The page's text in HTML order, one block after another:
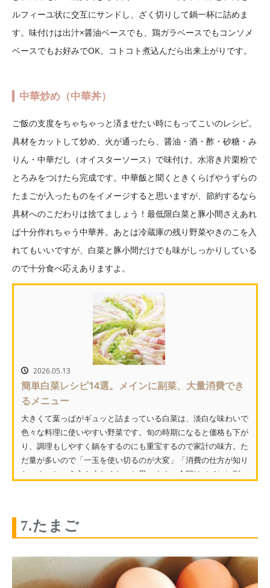
ルフィーユ状に交互にサンドし、ざく切りして鍋一杯に詰めま
す。味付けは出汁×醤油ベースでも、鶏ガラベースでもコンソメ
ベースでもお好みでOK。コトコト煮込んだら出来上がりです。
中華炒め（中華丼）
ご飯の支度をちゃちゃっと済ませたい時にもってこいのレシピ。
具材をカットして炒め、火が通ったら、醤油・酒・酢・砂糖・み
りん・中華だし（オイスターソース）で味付け。水溶き片栗粉で
とろみをつけたら完成です。中華飯と聞くときくらげやうずらの
たまごが入ったものをイメージすると思いますが、節約するなら
具材へのこだわりは捨てましょう！最低限白菜と豚小間さえあれ
ば十分作れちゃう中華丼。あとは冷蔵庫の残り野菜やきのこを入
れてもいいですが、白菜と豚小間だけでも味がしっかりしている
ので十分食べ応えありますよ。
2026.05.13
簡単白菜レシピ14選。メインに副菜、大量消費でき
るメニュー
大きくて葉っぱがギュッと詰まっている白菜は、淡白な味わいで
色々な料理に使いやすい野菜です。旬の時期になると価格も下が
り、調理もしやすく鍋をするのにも重宝するので家計の味方。た
だ量が多いので「一玉を使い切るのが大変」「消費の仕方が知り
たい！」という方も少なくないと思います。今回はメインに副
7.たまご